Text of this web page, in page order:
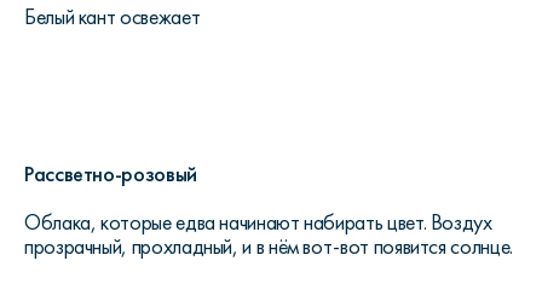
Белый кант освежает
Рассветно-розовый
Облака, которые едва начинают набирать цвет. Воздух
прозрачный, прохладный, и в нём вот-вот появится солнце.